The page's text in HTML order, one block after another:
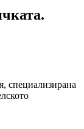
специализирана